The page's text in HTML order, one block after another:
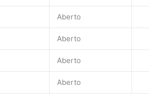
Aberto
Aberto
Aberto
Aberto